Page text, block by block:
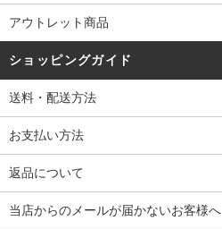
アウトレット商品
ショッピングガイド
送料・配送方法
お支払い方法
返品について
当店からのメールが届かないお客様へ